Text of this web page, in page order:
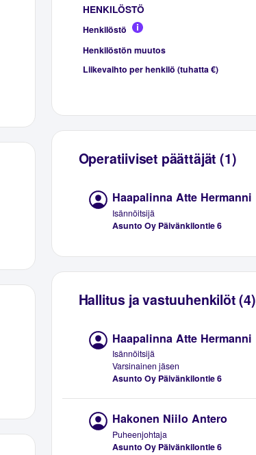
HENKILÖSTÖ
Henkilöstö
Henkilöstön muutos
Liikevaihto per henkilö (tuhatta €)
Operatiiviset päättäjät (1)
Haapalinna Atte Hermanni
Isännöitsijä
Asunto Oy Päivänkilontie 6
Hallitus ja vastuuhenkilöt (4)
Haapalinna Atte Hermanni
Isännöitsijä
Varsinainen jäsen
Asunto Oy Päivänkilontie 6
Hakonen Niilo Antero
Puheenjohtaja
Asunto Oy Päivänkilontie 6